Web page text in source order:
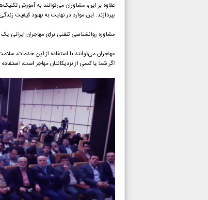
علاوه بر این، مشاوران می‌توانند به آموزش
بپردازند. این موارد در نهایت به بهبود کیفیت
مشاوره روانشناسی تلفنی برای مهاجران
مهاجران می‌توانند با استفاده از این خدمات،
اگر شما یا کسی از نزدیکانتان مهاجر است،